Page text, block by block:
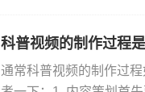
科普视频的制作过程
通常科普视频的制作过